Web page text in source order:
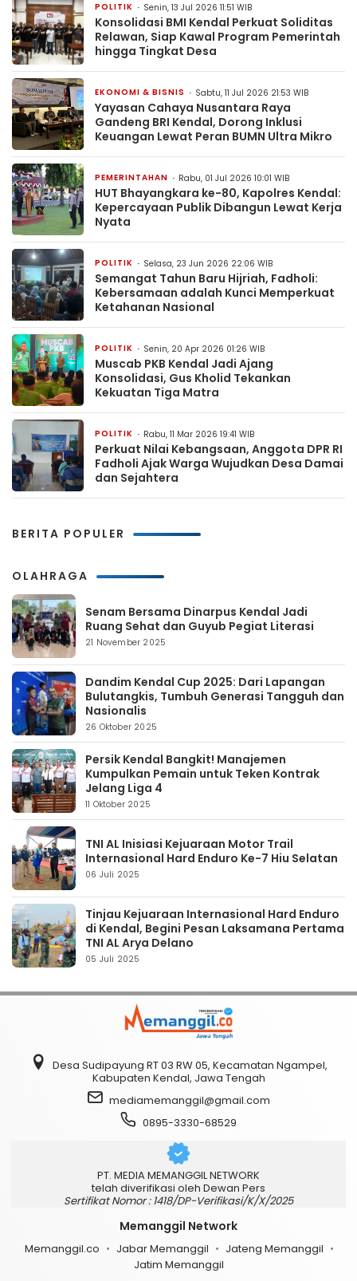
POLITIK Senin, 13 Jul 2026 11:51 WIB
Konsolidasi BMI Kendal Perkuat Soliditas
Relawan, Siap Kawal Program Pemerintah
hingga Tingkat Desa
EKONOMI & BISNIS Sabtu, 11 Jul 2026 21:53 WIB
Yayasan Cahaya Nusantara Raya
Gandeng BRI Kendal, Dorong Inklusi
Keuangan Lewat Peran BUMN Ultra Mikro
PEMERINTAHAN Rabu, 01 Jul 2026 10:01 WIB
HUT Bhayangkara ke-80, Kapolres Kendal:
Kepercayaan Publik Dibangun Lewat Kerja
Nyata
POLITIK Selasa, 23 Jun 2026 22:06 WIB
Semangat Tahun Baru Hijriah, Fadholi:
Kebersamaan adalah Kunci Memperkuat
Ketahanan Nasional
POLITIK Senin, 20 Apr 2026 01:26 WIB
Muscab PKB Kendal Jadi Ajang
Konsolidasi, Gus Kholid Tekankan
Kekuatan Tiga Matra
POLITIK Rabu, 11 Mar 2026 19:41 WIB
Perkuat Nilai Kebangsaan, Anggota DPR RI
Fadholi Ajak Warga Wujudkan Desa Damai
dan Sejahtera
BERITA POPULER
OLAHRAGA
Senam Bersama Dinarpus Kendal Jadi
Ruang Sehat dan Guyub Pegiat Literasi
21 November 2025
Dandim Kendal Cup 2025: Dari Lapangan
Bulutangkis, Tumbuh Generasi Tangguh dan
Nasionalis
26 Oktober 2025
Persik Kendal Bangkit! Manajemen
Kumpulkan Pemain untuk Teken Kontrak
Jelang Liga 4
11 Oktober 2025
TNI AL Inisiasi Kejuaraan Motor Trail
Internasional Hard Enduro Ke-7 Hiu Selatan
06 Juli 2025
Tinjau Kejuaraan Internasional Hard Enduro
di Kendal, Begini Pesan Laksamana Pertama
TNI AL Arya Delano
05 Juli 2025
Desa Sudipayung RT 03 RW 05, Kecamatan Ngampel,
Kabupaten Kendal, Jawa Tengah
mediamemanggil@gmail.com
0895-3330-68529
PT. MEDIA MEMANGGIL NETWORK
telah diverifikasi oleh Dewan Pers
Sertifikat Nomor : 1418/DP-Verifikasi/K/X/2025
Memanggil Network
Memanggil.co Jabar Memanggil
Jateng Memanggil
Jatim Memanggil